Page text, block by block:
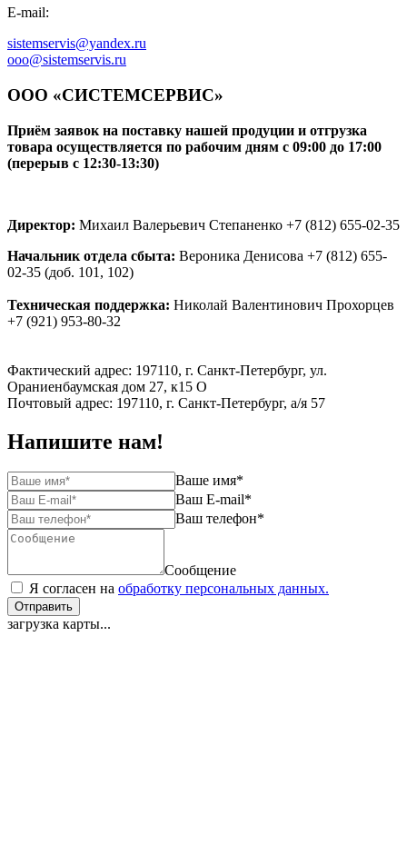
E-mail:
sistemservis@yandex.ru
ooo@sistemservis.ru
ООО «СИСТЕМСЕРВИС»
Приём заявок на поставку нашей продуции и отгрузка
товара осуществляется по рабочим дням с 09:00 до 17:00
(перерыв с 12:30-13:30)
Директор: Михаил Валерьевич Степаненко +7 (812) 655-02-35
Начальник отдела сбыта: Вероника Денисова +7 (812) 655-
02-35 (доб. 101, 102)
Техническая поддержка: Николай Валентинович Прохорцев
+7 (921) 953-80-32
Фактический адрес: 197110, г. Санкт-Петербург, ул.
Ораниенбаумская дом 27, к15 О
Почтовый адрес: 197110, г. Санкт-Петербург, а/я 57
Напишите нам!
Ваше имя*
Ваш E-mail*
Ваш телефон*
Сообщение
Я согласен на обработку персональных данных.
Отправить
загрузка карты...